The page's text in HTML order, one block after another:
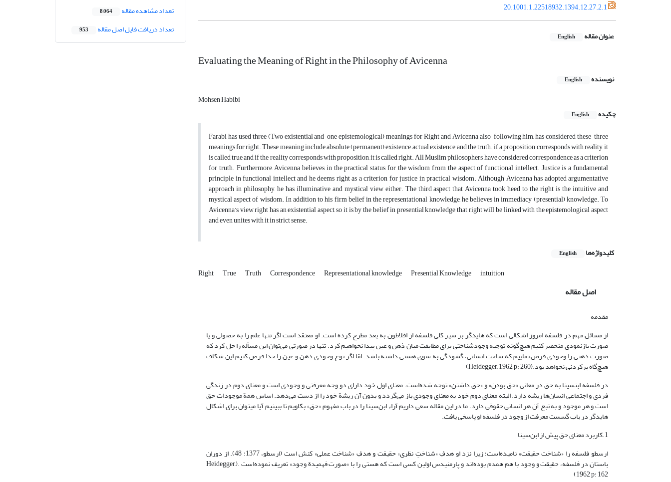
20.1001.1.22518932.1394.12.27.2.1
عنوان مقاله English
Evaluating the Meaning of Right in the Philosophy of Avicenna
نویسنده English
Mohsen Habibi
چکیده
English
Farabi has used three (Two existential and one epistemological) meanings for Right and Avicenna also following him, has considered these three
meanings for right. These meaning include absolute (permanent) existence, actual existence and the truth. if a proposition corresponds with reality, it
is called true and if the reality corresponds with proposition, it is called right. All Muslim philosophers have considered correspondence as a criterion
for truth. Furthermore, Avicenna believes in the practical status for the wisdom from the aspect of functional intellect. Justice is a fundamental
principle in functional intellect and he deems right as a criterion for justice in practical wisdom. Although Avicenna has adopted argumentative
approach in philosophy, he has illuminative and mystical view either. The third aspect that Avicenna took heed to the right is the intuitive and
mystical aspect of wisdom. In addition to his firm belief in the representational knowledge, he believes in immediacy (presential) knowledge. To
Avicenna’s view right has an existential aspect, so it is by the belief in presential knowledge that right will be linked with the epistemological aspect
and even unites with it in strict sense.
کلیدواژه‌ها English
Right True Truth Correspondence Representational knowledge Presential Knowledge intuition
اصل مقاله
مقدمه
از مسائل مهم در فلسفه امروز اشکالی است که هایدگر بر سیر کلی فلسفه از افلاطون به بعد مطرح کرده است. او معتقد است اگر تنها علم را به حصولی و یا
صورت بازنمودی منحصر کنیم هیچ‌گونه توجیه وجودشناختی برای مطابقت میان ذهن و عین پیدا نخواهیم کرد. تنها در صورتی می‌توان این مسأله را حل کرد که
صورت ذهنی را وجودی فرض نماییم که ساحت انسانی، گشودگی به سوی هستی داشته باشد. امّا اگر نوع وجودی ذهن و عین را جدا فرض کنیم این شکاف
هیچ‌گاه پرکردنی نخواهد بود.(Heidegger, 1962 p: 260)
در فلسفه ابن­سینا به حق در معانی «حق بودن» و «حق داشتن» توجه شده‌است. معنای اول خود دارای دو وجه معرفتی و وجودی است و معنای دوم در زندگی
فردی و اجتماعی انسان‌ها ریشه دارد. البته معنای دوم خود به معنای وجودی باز می‌گردد و بدون آن ریشة خود را از دست می‌دهد. اساس همة موجودات حق
است و هر موجود و به تبع آن هر انسانی حقوقی دارد. ما در این مقاله سعی داریم آراء ابن‌سینا را در باب مفهوم «حق» بکاویم تا ببینیم آیا می­توان برای اشکال
هایدگر در باب گسست معرفت از وجود در فلسفه او پاسخی یافت.
1.کاربرد معنای حق پیش از ابن‌سینا
ارسطو فلسفه را «شناخت حقیقت» نامیده‌است؛ زیرا نزد او هدفِ «شناختِ نظری» حقیقت و هدفِ «شناخت عملی» ‌کنش است (ارسطو، 1377: 48). از دوران
باستان در فلسفه، حقیقت و وجود با هم همدم بوده‌اند و پارمنیدس اولین کسی است که هستی را با «صورت فهمیدة وجود» تعریف نموده‌است .(Heidegger,
1962 p: 162)
تعداد مشاهده مقاله 8,064
تعداد دریافت فایل اصل مقاله 953